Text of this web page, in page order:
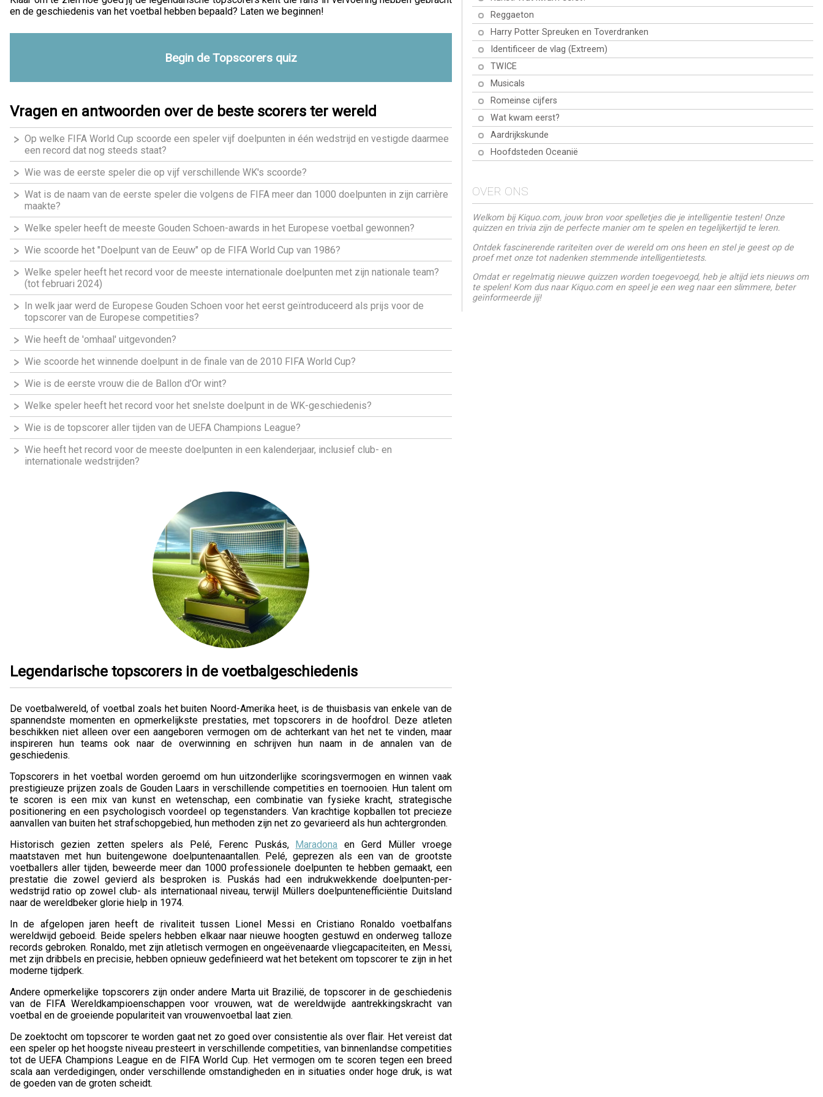
en de geschiedenis van het voetbal hebben bepaald? Laten we beginnen!
Begin de Topscorers quiz
Vragen en antwoorden over de beste scorers ter wereld
Op welke FIFA World Cup scoorde een speler vijf doelpunten in één wedstrijd en vestigde daarmee
een record dat nog steeds staat?
Wie was de eerste speler die op vijf verschillende WK's scoorde?
Wat is de naam van de eerste speler die volgens de FIFA meer dan 1000 doelpunten in zijn carrière
maakte?
Welke speler heeft de meeste Gouden Schoen-awards in het Europese voetbal gewonnen?
Wie scoorde het "Doelpunt van de Eeuw" op de FIFA World Cup van 1986?
Welke speler heeft het record voor de meeste internationale doelpunten met zijn nationale team?
(tot februari 2024)
In welk jaar werd de Europese Gouden Schoen voor het eerst geïntroduceerd als prijs voor de
topscorer van de Europese competities?
Wie heeft de 'omhaal' uitgevonden?
Wie scoorde het winnende doelpunt in de finale van de 2010 FIFA World Cup?
Wie is de eerste vrouw die de Ballon d'Or wint?
Welke speler heeft het record voor het snelste doelpunt in de WK-geschiedenis?
Wie is de topscorer aller tijden van de UEFA Champions League?
Wie heeft het record voor de meeste doelpunten in een kalenderjaar, inclusief club- en
internationale wedstrijden?
Legendarische topscorers in de voetbalgeschiedenis
De voetbalwereld, of voetbal zoals het buiten Noord-Amerika heet, is de thuisbasis van enkele van de
spannendste momenten en opmerkelijkste prestaties, met topscorers in de hoofdrol. Deze atleten
beschikken niet alleen over een aangeboren vermogen om de achterkant van het net te vinden, maar
inspireren hun teams ook naar de overwinning en schrijven hun naam in de annalen van de
geschiedenis.
Topscorers in het voetbal worden geroemd om hun uitzonderlijke scoringsvermogen en winnen vaak
prestigieuze prijzen zoals de Gouden Laars in verschillende competities en toernooien. Hun talent om
te scoren is een mix van kunst en wetenschap, een combinatie van fysieke kracht, strategische
positionering en een psychologisch voordeel op tegenstanders. Van krachtige kopballen tot precieze
aanvallen van buiten het strafschopgebied, hun methoden zijn net zo gevarieerd als hun achtergronden.
Historisch gezien zetten spelers als Pelé, Ferenc Puskás, Maradona en Gerd Müller vroege
maatstaven met hun buitengewone doelpuntenaantallen. Pelé, geprezen als een van de grootste
voetballers aller tijden, beweerde meer dan 1000 professionele doelpunten te hebben gemaakt, een
prestatie die zowel gevierd als besproken is. Puskás had een indrukwekkende doelpunten-per-
wedstrijd ratio op zowel club- als internationaal niveau, terwijl Müllers doelpuntenefficiëntie Duitsland
naar de wereldbeker glorie hielp in 1974.
In de afgelopen jaren heeft de rivaliteit tussen Lionel Messi en Cristiano Ronaldo voetbalfans
wereldwijd geboeid. Beide spelers hebben elkaar naar nieuwe hoogten gestuwd en onderweg talloze
records gebroken. Ronaldo, met zijn atletisch vermogen en ongeëvenaarde vliegcapaciteiten, en Messi,
met zijn dribbels en precisie, hebben opnieuw gedefinieerd wat het betekent om topscorer te zijn in het
moderne tijdperk.
Andere opmerkelijke topscorers zijn onder andere Marta uit Brazilië, de topscorer in de geschiedenis
van de FIFA Wereldkampioenschappen voor vrouwen, wat de wereldwijde aantrekkingskracht van
voetbal en de groeiende populariteit van vrouwenvoetbal laat zien.
De zoektocht om topscorer te worden gaat net zo goed over consistentie als over flair. Het vereist dat
een speler op het hoogste niveau presteert in verschillende competities, van binnenlandse competities
tot de UEFA Champions League en de FIFA World Cup. Het vermogen om te scoren tegen een breed
scala aan verdedigingen, onder verschillende omstandigheden en in situaties onder hoge druk, is wat
de goeden van de groten scheidt.
Reggaeton
Harry Potter Spreuken en Toverdranken
Identificeer de vlag (Extreem)
TWICE
Musicals
Romeinse cijfers
Wat kwam eerst?
Aardrijkskunde
Hoofdsteden Oceanië
OVER ONS
Welkom bij Kiquo.com, jouw bron voor spelletjes die je intelligentie testen! Onze
quizzen en trivia zijn de perfecte manier om te spelen en tegelijkertijd te leren.
Ontdek fascinerende rariteiten over de wereld om ons heen en stel je geest op de
proef met onze tot nadenken stemmende intelligentietests.
Omdat er regelmatig nieuwe quizzen worden toegevoegd, heb je altijd iets nieuws om
te spelen! Kom dus naar Kiquo.com en speel je een weg naar een slimmere, beter
geïnformeerde jij!